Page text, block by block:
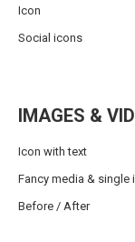
Icon
Social icons
IMAGES &
Icon with text
Fancy media & single
Before / After